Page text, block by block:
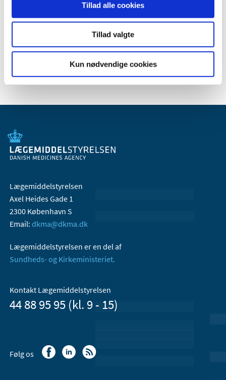
Tillad alle cookies
Tillad valgte
Kun nødvendige cookies
2008 (8)
2006 (9)
Lægemiddelstyrelsen
Axel Heides Gade 1
2300 København S
Email: dkma@dkma.dk
Lægemiddelstyrelsen er en del af
Sundheds- og Kirkeministeriet.
Kontakt Lægemiddelstyrelsen
44 88 95 95 (kl. 9 - 15)
Følg os